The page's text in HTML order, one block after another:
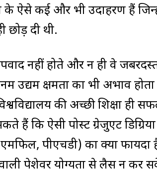
के ऐसे कई और भी उदाहरण हैं
छोड़ दी थी.
नहीं होते और न ही वे
उद्यम क्षमता का भी अभाव
की अच्छी शिक्षा ही
हैं कि ऐसी पोस्ट ग्रेजुएट डिग्रियों
पीएचडी) का क्या फायदा
पेशेवर योग्यता से लैस न कर